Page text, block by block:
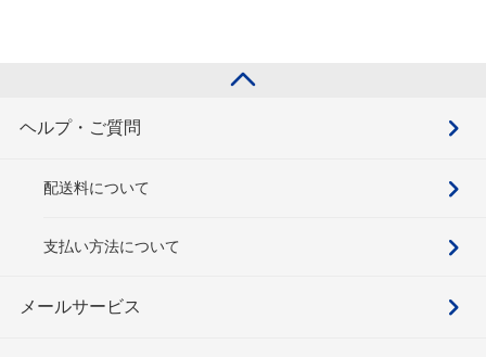
ヘルプ・ご質問
配送料について
支払い方法について
メールサービス